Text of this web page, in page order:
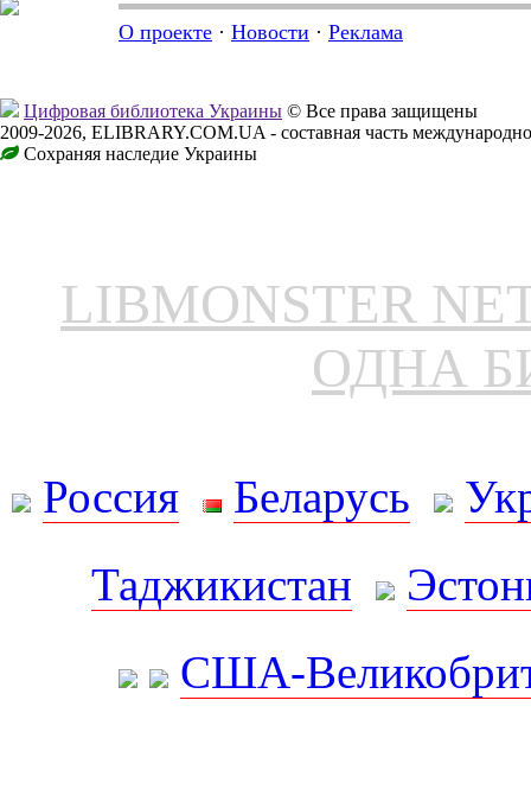
О проекте · Новости · Реклама
Цифровая библиотека Украины © Все права защищены
2009-2026, ELIBRARY.COM.UA - составная часть
Сохраняя наследие Украины
LIBMONSTER
ОДНА
Россия Беларусь
Таджикистан
США-